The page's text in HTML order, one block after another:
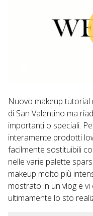
Nuovo makeup
di San Valentino ma
importanti o speciali.
interamente prodotti
facilmente sostituibili
nelle varie palette
makeup molto più
mostrato in un vlog e
ultimamente lo sto